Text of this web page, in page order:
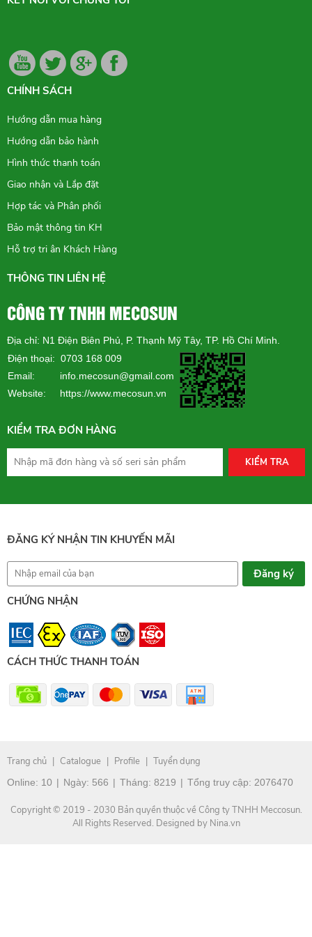
CHÍNH SÁCH
Hướng dẫn mua hàng
Hướng dẫn bảo hành
Hình thức thanh toán
Giao nhận và Lắp đặt
Hợp tác và Phân phối
Bảo mật thông tin KH
Hỗ trợ tri ân Khách Hàng
THÔNG TIN LIÊN HỆ
CÔNG TY TNHH MECOSUN
Địa chỉ: N1 Điện Biên Phủ, P. Thạnh Mỹ Tây, TP. Hồ Chí Minh.
Điện thoại: 0703 168 009
Email: info.mecosun@gmail.com
Website: https://www.mecosun.vn
KIỂM TRA ĐƠN HÀNG
KIỂM TRA
ĐĂNG KÝ NHẬN TIN KHUYẾN MÃI
CHỨNG NHẬN
CÁCH THỨC THANH TOÁN
Trang chủ | Catalogue | Profile | Tuyển dụng
Online: 10 | Ngày: 566 | Tháng: 8219 | Tổng truy cập: 2076470
Copyright © 2019 - 2030 Bản quyền thuộc về Công ty TNHH Meccosun.
All Rights Reserved. Designed by Nina.vn